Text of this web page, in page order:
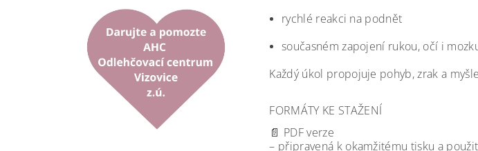
rychlé reakci na podnět
současném zapojení rukou, očí i
Každý úkol propojuje pohyb, zrak a
FORMÁTY KE STAŽENÍ
📄 PDF verze
– připravená k okamžitému tisku a